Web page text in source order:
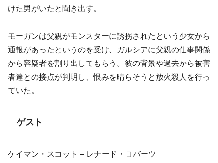
けた男がいたと聞き出す。
モーガンは父親がモンスターに誘拐されたという少女から
通報があったというのを受け、ガルシアに父親の仕事関係
から容疑者を割り出してもらう。彼の背景や過去から被害
者達との接点が判明し、恨みを晴らそうと放火殺人を行っ
ていた。
ゲスト
ケイマン・スコット – レナード・ロバーツ